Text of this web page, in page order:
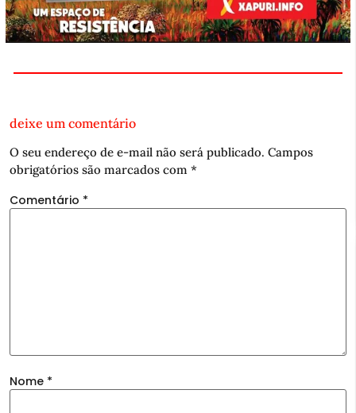
deixe um comentário
O seu endereço de e-mail não será publicado. Campos
obrigatórios são marcados com *
Comentário *
Nome *